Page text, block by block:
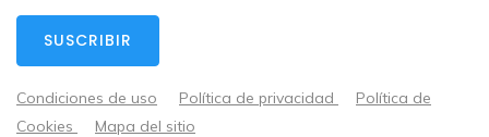
Condiciones de uso Política de privacidad
Política de
Cookies
Mapa del sitio
SUSCRIBIR